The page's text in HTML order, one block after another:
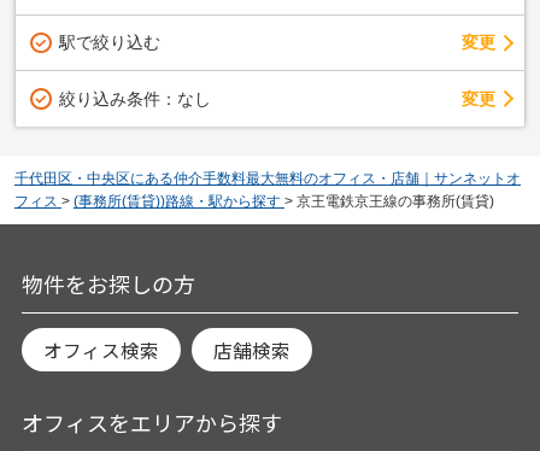
駅で絞り込む 変更
絞り込み条件： なし 変更
千代田区・中央区にある仲介手数料最大無料のオフィス・店舗｜サンネットオ
フィス > (事務所(賃貸))路線・駅から探す > 京王電鉄京王線の事務所(賃貸)
物件をお探しの方
オフィス検索 店舗検索
オフィスをエリアから探す